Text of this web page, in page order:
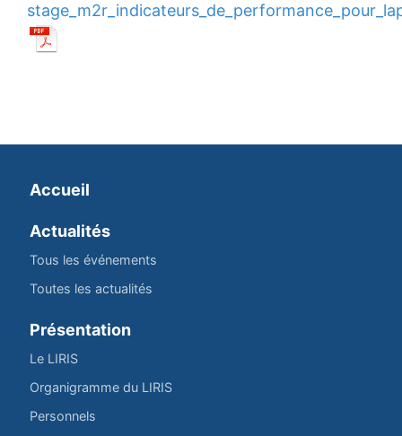
Accueil
Actualités
Tous les événements
Toutes les actualités
Présentation
Le LIRIS
Organigramme du LIRIS
Personnels